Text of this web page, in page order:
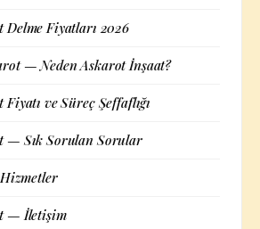
Delme Fiyatları 2026
— Neden Askarot İnşaat?
ve Süreç Şeffaflığı
— Sık Sorulan Sorular
— İletişim